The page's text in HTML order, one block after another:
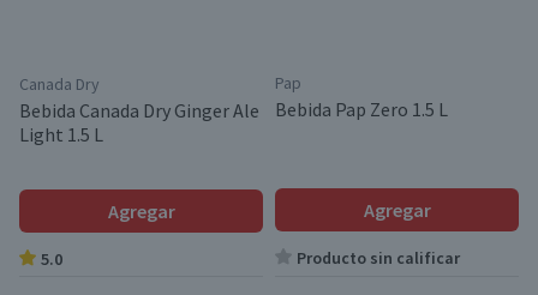
Canada Dry
Bebida Canada Dry Ginger Ale
Light 1.5 L
Agregar
5.0
Pap
Bebida Pap Zero 1.5 L
Agregar
Producto sin calificar